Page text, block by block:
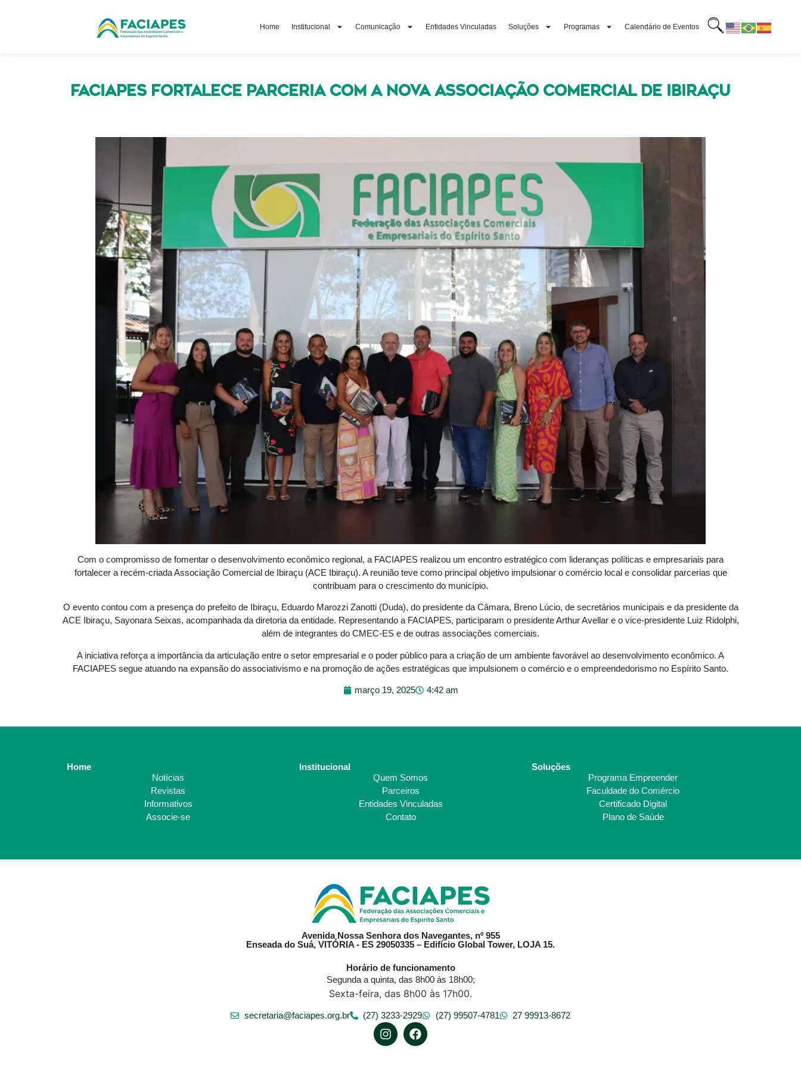
Home Institucional Comunicação Entidades Vinculadas Soluções Programas Calendário de Eventos
FACIAPES fortalece parceria com a nova Associação Comercial de Ibiraçu
Com o compromisso de fomentar o desenvolvimento econômico regional, a FACIAPES realizou um encontro estratégico com lideranças políticas e empresariais para
fortalecer a recém-criada Associação Comercial de Ibiraçu (ACE Ibiraçu). A reunião teve como principal objetivo impulsionar o comércio local e consolidar parcerias que
contribuam para o crescimento do município.
O evento contou com a presença do prefeito de Ibiraçu, Eduardo Marozzi Zanotti (Duda), do presidente da Câmara, Breno Lúcio, de secretários municipais e da presidente da
ACE Ibiraçu, Sayonara Seixas, acompanhada da diretoria da entidade. Representando a FACIAPES, participaram o presidente Arthur Avellar e o vice-presidente Luiz Ridolphi,
além de integrantes do CMEC-ES e de outras associações comerciais.
A iniciativa reforça a importância da articulação entre o setor empresarial e o poder público para a criação de um ambiente favorável ao desenvolvimento econômico. A
FACIAPES segue atuando na expansão do associativismo e na promoção de ações estratégicas que impulsionem o comércio e o empreendedorismo no Espírito Santo.
março 19, 2025 4:42 am
Home
Notícias
Revistas
Informativos
Associe-se
Institucional
Quem Somos
Parceiros
Entidades Vinculadas
Contato
Soluções
Programa Empreender
Faculdade do Comércio
Certificado Digital
Plano de Saúde
Avenida Nossa Senhora dos Navegantes, nº 955
Enseada do Suá, VITÓRIA - ES 29050335 – Edifício Global Tower, LOJA 15.
Horário de funcionamento
Segunda a quinta, das 8h00 às 18h00;
Sexta-feira, das 8h00 às 17h00.
secretaria@faciapes.org.br (27) 3233-2929 (27) 99507-4781 27 99913-8672